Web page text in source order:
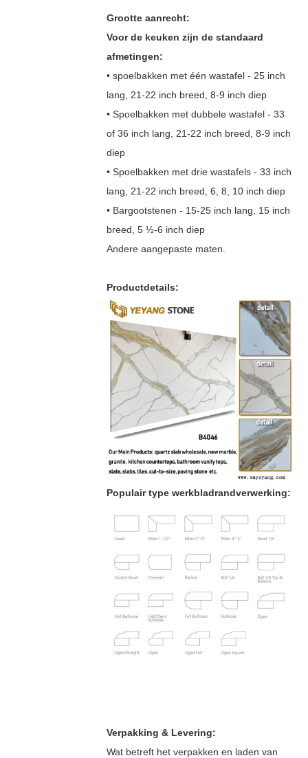
Grootte aanrecht:
Voor de keuken zijn de standaard
afmetingen:
• spoelbakken met één wastafel - 25 inch
lang, 21-22 inch breed, 8-9 inch diep
• Spoelbakken met dubbele wastafel - 33
of 36 inch lang, 21-22 inch breed, 8-9 inch
diep
• Spoelbakken met drie wastafels - 33 inch
lang, 21-22 inch breed, 6, 8, 10 inch diep
• Bargootstenen - 15-25 inch lang, 15 inch
breed, 5 ½-6 inch diep
Andere aangepaste maten.
Productdetails:
Populair type werkbladrandverwerking:
Verpakking & Levering:
Wat betreft het verpakken en laden van